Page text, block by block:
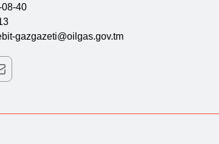
08-40
gazgazeti@oilgas.gov.tm